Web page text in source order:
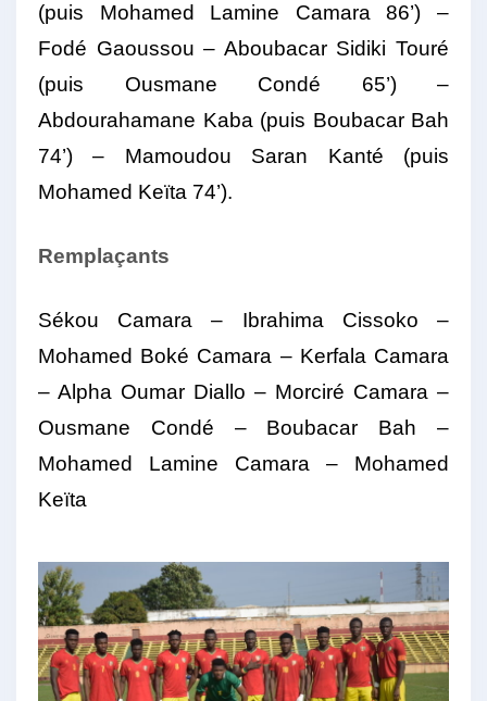
(puis Mohamed Lamine Camara 86’) –
Fodé Gaoussou – Aboubacar Sidiki Touré
(puis Ousmane Condé 65’) –
Abdourahamane Kaba (puis Boubacar Bah
74’) – Mamoudou Saran Kanté (puis
Mohamed Keïta 74’).
Remplaçants
Sékou Camara – Ibrahima Cissoko –
Mohamed Boké Camara – Kerfala Camara
– Alpha Oumar Diallo – Morciré Camara –
Ousmane Condé – Boubacar Bah –
Mohamed Lamine Camara – Mohamed
Keïta